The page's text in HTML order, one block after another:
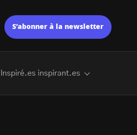
S’abonner à la newsletter
Inspiré.es inspirant.es